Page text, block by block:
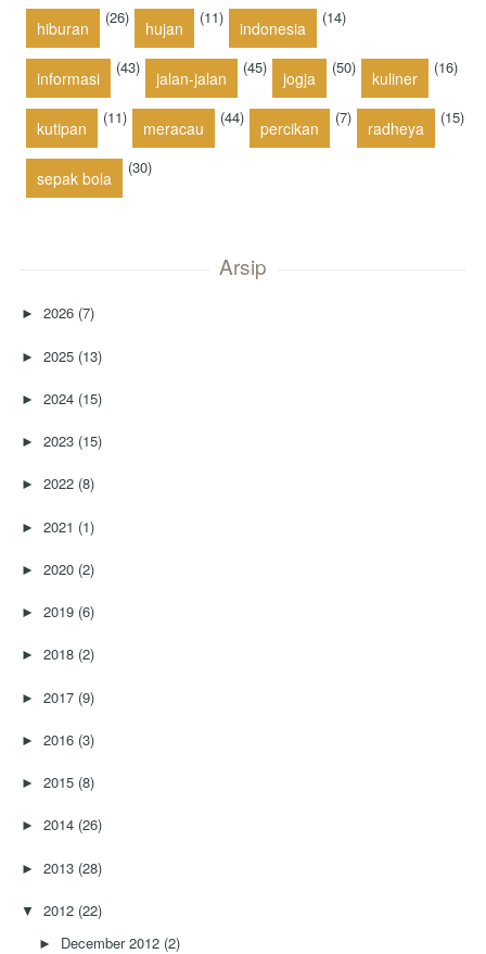
hiburan
(26)
hujan
(11)
indonesia
(14)
informasi
(43)
jalan-jalan
(45)
jogja
(50)
kuliner
(16)
kutipan
(11)
meracau
(44)
percikan
(7)
radheya
(15)
sepak bola
(30)
Arsip
►2026 (7)
►2025 (13)
►2024 (15)
►2023 (15)
►2022 (8)
►2021 (1)
►2020 (2)
►2019 (6)
►2018 (2)
►2017 (9)
►2016 (3)
►2015 (8)
►2014 (26)
►2013 (28)
▼ 2012 (22)
► December 2012 (2)